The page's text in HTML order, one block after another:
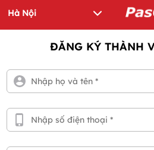
ĐĂNG KÝ THÀNH